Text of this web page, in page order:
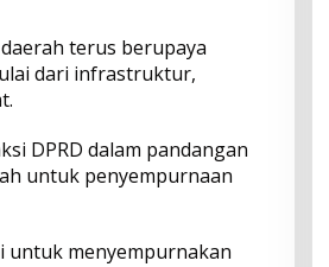
terus berupaya
dari infrastruktur,
DPRD dalam pandangan
untuk penyempurnaan
untuk menyempurnakan